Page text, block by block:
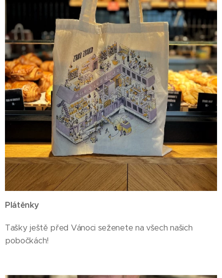
Plátěnky
Tašky ještě před Vánoci seženete na všech našich
pobočkách!